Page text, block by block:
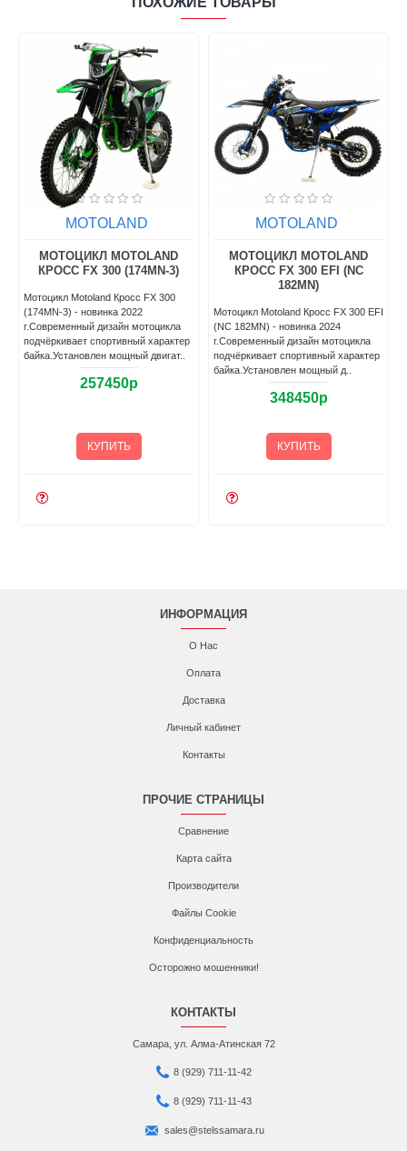
MOTOLAND
МОТОЦИКЛ MOTOLAND
КРОСС FX 300 (174MN-3)
Мотоцикл Motoland Кросс FX 300
(174MN-3) - новинка 2022
г.Современный дизайн мотоцикла
подчёркивает спортивный характер
байка.Установлен мощный двигат..
257450р
КУПИТЬ
MOTOLAND
МОТОЦИКЛ MOTOLAND
КРОСС FX 300 EFI (NC
182MN)
Мотоцикл Motoland Кросс FX 300 EFI
(NC 182MN) - новинка 2024
г.Современный дизайн мотоцикла
подчёркивает спортивный характер
байка.Установлен мощный д..
348450р
КУПИТЬ
ИНФОРМАЦИЯ
О Нас
Оплата
Доставка
Личный кабинет
Контакты
ПРОЧИЕ СТРАНИЦЫ
Сравнение
Карта сайта
Производители
Файлы Cookie
Конфиденциальность
Осторожно мошенники!
КОНТАКТЫ
Самара, ул. Алма-Атинская 72
8 (929) 711-11-42
8 (929) 711-11-43
sales@stelssamara.ru